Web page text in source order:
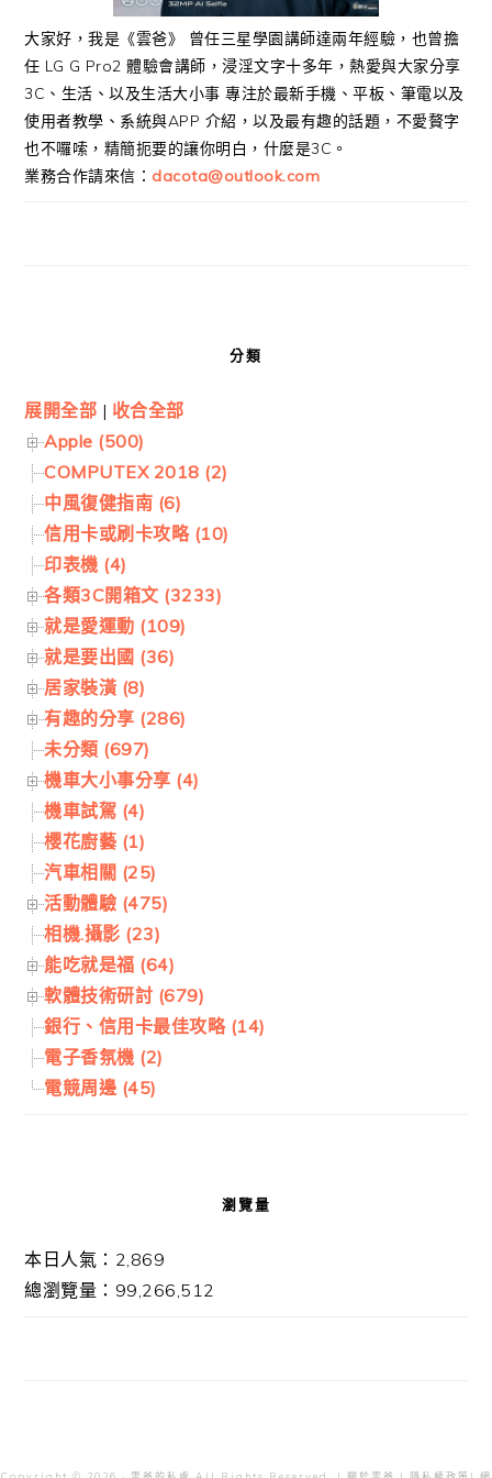
大家好，我是《雲爸》 曾任三星學園講師達兩年經驗，也曾擔
任 LG G Pro2 體驗會講師，浸淫文字十多年，熱愛與大家分享
3C、生活、以及生活大小事 專注於最新手機、平板、筆電以及
使用者教學、系統與APP 介紹，以及最有趣的話題，不愛贅字
也不囉嗦，精簡扼要的讓你明白，什麼是3C。
業務合作請來信： dacota@outlook.com
分類
展開全部 | 收合全部
Apple (500)
COMPUTEX 2018 (2)
中風復健指南 (6)
信用卡或刷卡攻略 (10)
印表機 (4)
各類3C開箱文 (3233)
就是愛運動 (109)
就是要出國 (36)
居家裝潢 (8)
有趣的分享 (286)
未分類 (697)
機車大小事分享 (4)
機車試駕 (4)
櫻花廚藝 (1)
汽車相關 (25)
活動體驗 (475)
相機.攝影 (23)
能吃就是福 (64)
軟體技術研討 (679)
銀行、信用卡最佳攻略 (14)
電子香氛機 (2)
電競周邊 (45)
瀏覽量
本日人氣：2,869
總瀏覽量：99,266,512